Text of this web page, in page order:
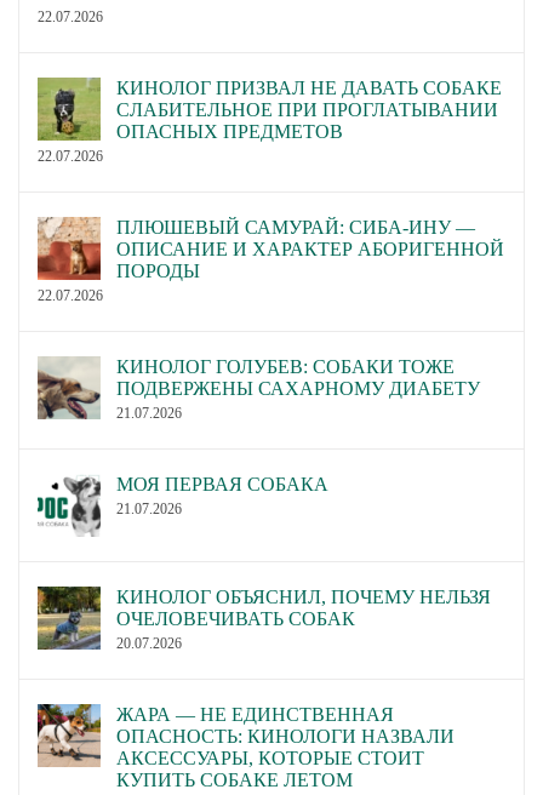
22.07.2026
КИНОЛОГ ПРИЗВАЛ НЕ ДАВАТЬ СОБАКЕ
СЛАБИТЕЛЬНОЕ ПРИ ПРОГЛАТЫВАНИИ
ОПАСНЫХ ПРЕДМЕТОВ
22.07.2026
ПЛЮШЕВЫЙ САМУРАЙ: СИБА-ИНУ —
ОПИСАНИЕ И ХАРАКТЕР АБОРИГЕННОЙ
ПОРОДЫ
22.07.2026
КИНОЛОГ ГОЛУБЕВ: СОБАКИ ТОЖЕ
ПОДВЕРЖЕНЫ САХАРНОМУ ДИАБЕТУ
21.07.2026
МОЯ ПЕРВАЯ СОБАКА
21.07.2026
КИНОЛОГ ОБЪЯСНИЛ, ПОЧЕМУ НЕЛЬЗЯ
ОЧЕЛОВЕЧИВАТЬ СОБАК
20.07.2026
ЖАРА — НЕ ЕДИНСТВЕННАЯ
ОПАСНОСТЬ: КИНОЛОГИ НАЗВАЛИ
АКСЕССУАРЫ, КОТОРЫЕ СТОИТ
КУПИТЬ СОБАКЕ ЛЕТОМ